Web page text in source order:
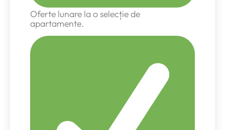
Oferte lunare la o selecție de
apartamente.